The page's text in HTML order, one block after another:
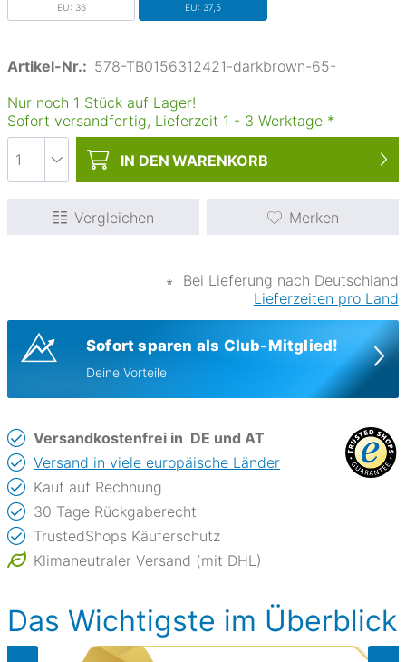
EU: 36 EU: 37,5
Artikel-Nr.: 578-TB0156312421-darkbrown-65-
Nur noch 1 Stück auf Lager!
Sofort versandfertig, Lieferzeit 1 - 3 Werktage *
IN DEN WARENKORB
Vergleichen Merken
∗
Bei Lieferung nach Deutschland
Lieferzeiten pro Land
Sofort sparen als Club-Mitglied!
Deine Vorteile
Versandkostenfrei in DE und AT
Versand in viele europäische Länder
Kauf auf Rechnung
30 Tage Rückgaberecht
TrustedShops Käuferschutz
Klimaneutraler Versand (mit DHL)
Das Wichtigste im Überblick